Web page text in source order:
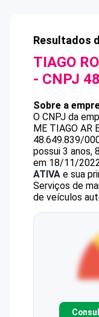
Resultados
TIAGO
- CNPJ
Sobre a
O CNPJ da
ME TIAGO AR
48.649.839/
possui 3 anos,
em 18/11/
ATIVA e sua
Serviços de
de veículos